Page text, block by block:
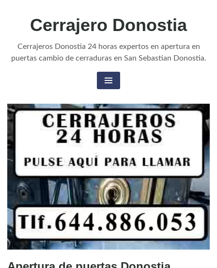
Cerrajero Donostia
Cerrajeros Donostia 24 horas expertos en apertura en
puertas cambio de cerraduras en San Sebastian Donostia.